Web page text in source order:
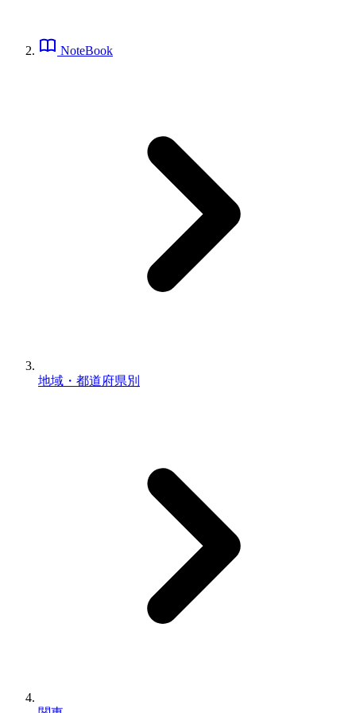
NoteBook
地域・都道府県別